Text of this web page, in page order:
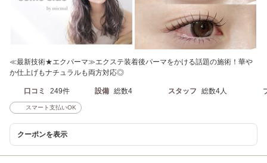
≪最新技術★エクパーマ≫エクステ装着後パーマをかける話題の施術！華や
か仕上げもナチュラルも両方対応◎
口コミ 249件 設備 総数4 スタッフ 総数4人
スマート支払いOK
クーポンを表示